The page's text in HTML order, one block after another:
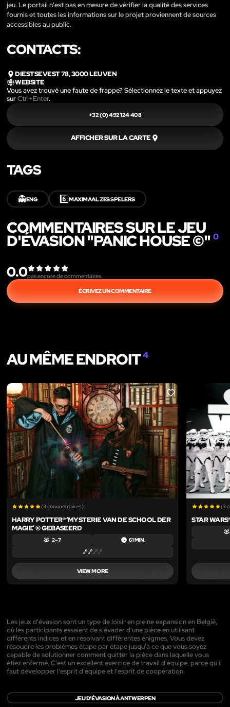
jeu. Le portail n'est pas en mesure de vérifier la qualité des services
fournis et toutes les informations sur le projet proviennent de sources
accessibles au public.
CONTACTS:
DIESTSEVEST 78, 3000 LEUVEN
WEBSITE
Vous avez trouvé une faute de frappe? Sélectionnez le texte et appuyez
surCtrl+Enter.
+32 (0) 492 124 408
AFFICHER SUR LA CARTE
TAGS
👻ENG 6️⃣MAXIMAAL ZES SPELERS
COMMENTAIRES SUR LE JEU
D'ÉVASION "PANIC HOUSE ©" 0
0.0pas encore de commentaires
ÉCRIVEZ UN COMMENTAIRE
AU MÊME ENDROIT4
LIKE
(3 commentaires)
HARRY POTTER® ‘MYSTERIE VAN DE SCHOOL DER
MAGIE’ © GEBASEERD
2 – 7 61 MIN.
VIEW MORE
(3
STAR
Les jeux d'évasion sont un type de loisir en pleine expansion en België,
où les participants essaient de s'évader d'une pièce en utilisant
différents indices et en résolvant différentes énigmes. Vous devez
résoudre les problèmes étape par étape jusqu'à ce que vous soyez
capable de solutionner comment quitter la pièce dans laquelle vous
étiez enfermé. C'est un excellent exercice de travail d'équipe, parce qu'il
faut développer l'esprit d'équipe et l'esprit de coopération.
JEU D'ÉVASION À ANTWERPEN